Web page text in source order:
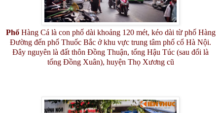
Phố Hàng Cá là con phố dài khoảng 120 mét, kéo dài từ phố Hàng
Đường đến phố Thuốc Bắc ở khu vực trung tâm phố cổ Hà Nội.
Đây nguyên là đất thôn Đồng Thuận, tổng Hậu Túc (sau đổi là
tổng Đồng Xuân), huyện Thọ Xương cũ